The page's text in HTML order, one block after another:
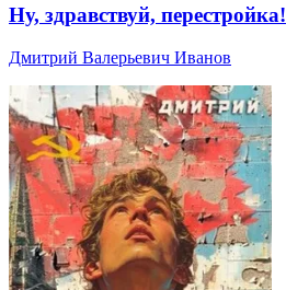
Ну, здравствуй, перестройка!
Дмитрий Валерьевич Иванов